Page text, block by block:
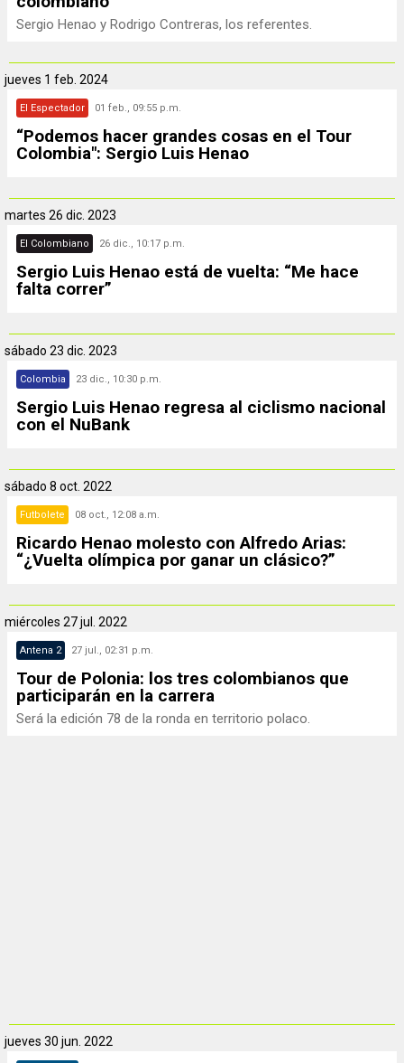
Sergio Henao y Rodrigo Contreras, los referentes.
jueves 1 feb. 2024
El Espectador 01 feb., 09:55 p.m.
“Podemos hacer grandes cosas en el Tour
Colombia″: Sergio Luis Henao
martes 26 dic. 2023
El Colombiano 26 dic., 10:17 p.m.
Sergio Luis Henao está de vuelta: “Me hace
falta correr”
sábado 23 dic. 2023
Colombia 23 dic., 10:30 p.m.
Sergio Luis Henao regresa al ciclismo nacional
con el NuBank
sábado 8 oct. 2022
Futbolete 08 oct., 12:08 a.m.
Ricardo Henao molesto con Alfredo Arias:
“¿Vuelta olímpica por ganar un clásico?”
miércoles 27 jul. 2022
Antena 2 27 jul., 02:31 p.m.
Tour de Polonia: los tres colombianos que
participarán en la carrera
Será la edición 78 de la ronda en territorio polaco.
jueves 30 jun. 2022